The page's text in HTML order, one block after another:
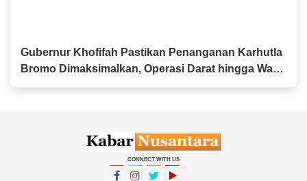
Gubernur Khofifah Pastikan Penanganan Karhutla
Bromo Dimaksimalkan, Operasi Darat hingga Water
Bombing Dikerahkan
CONNECT WITH US